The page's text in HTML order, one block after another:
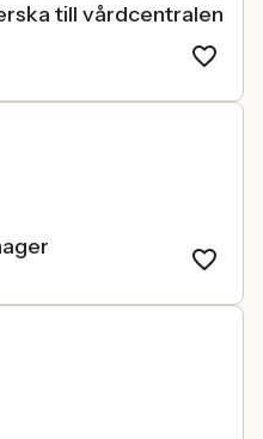
till vårdcentralen